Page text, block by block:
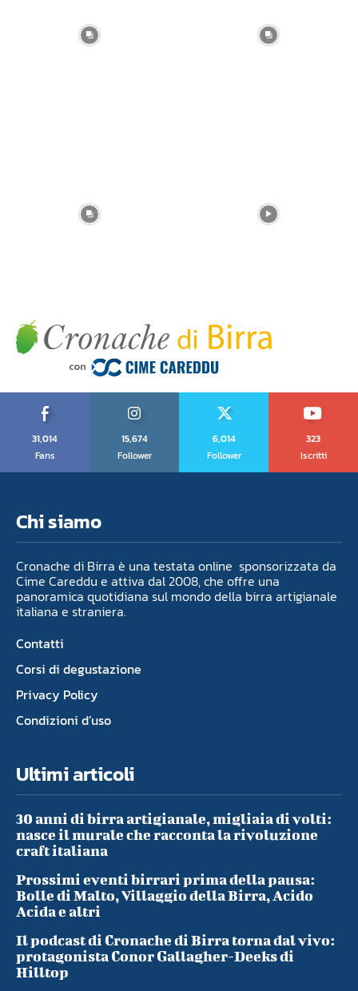
31,014
Fans
15,674
Follower
6,014
Follower
323
Iscritti
Chi siamo
Cronache di Birra è una testata online sponsorizzata da
Cime Careddu e attiva dal 2008, che offre una
panoramica quotidiana sul mondo della birra artigianale
italiana e straniera.
Contatti
Corsi di degustazione
Privacy Policy
Condizioni d’uso
Ultimi articoli
30 anni di birra artigianale, migliaia di volti:
nasce il murale che racconta la rivoluzione
craft italiana
Prossimi eventi birrari prima della pausa:
Bolle di Malto, Villaggio della Birra, Acido
Acida e altri
Il podcast di Cronache di Birra torna dal vivo:
protagonista Conor Gallagher-Deeks di
Hilltop